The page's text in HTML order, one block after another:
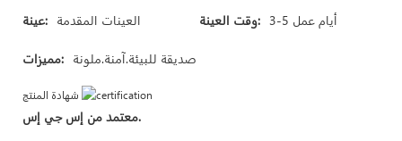
عينة: العينات المقدمة وقت العينة: 3-5 أيام عمل
مميزات: صديقة للبيئة.آمنة.ملونة
معتمد من إس جي إس.